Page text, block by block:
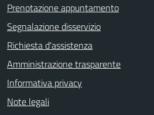
Prenotazione appuntamento
Segnalazione disservizio
Richiesta d'assistenza
Amministrazione trasparente
Informativa privacy
Note legali